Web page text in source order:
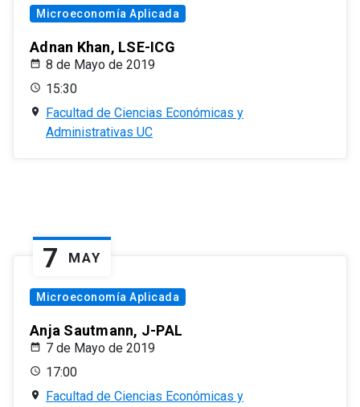
Microeconomía Aplicada
Adnan Khan, LSE-ICG
8 de Mayo de 2019
15:30
Facultad de Ciencias Económicas y
Administrativas UC
7 MAY
Microeconomía Aplicada
Anja Sautmann, J-PAL
7 de Mayo de 2019
17:00
Facultad de Ciencias Económicas y